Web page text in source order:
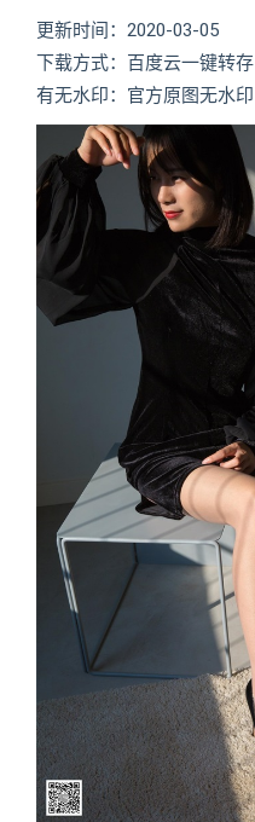
更新时间：2020-03-05
下载方式：百度云一键转存
有无水印：官方原图无水印